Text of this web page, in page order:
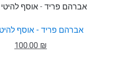
אברהם פריד - אוסף
100.00 ₪